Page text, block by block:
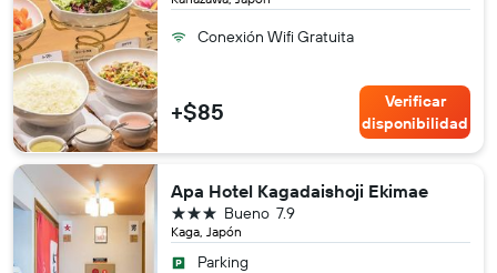
Conexión Wifi Gratuita
+$85
Verificar
disponibilidad
Apa Hotel Kagadaishoji Ekimae
Kaga, Japón
7.9
Bueno
3 estrellas
Parking